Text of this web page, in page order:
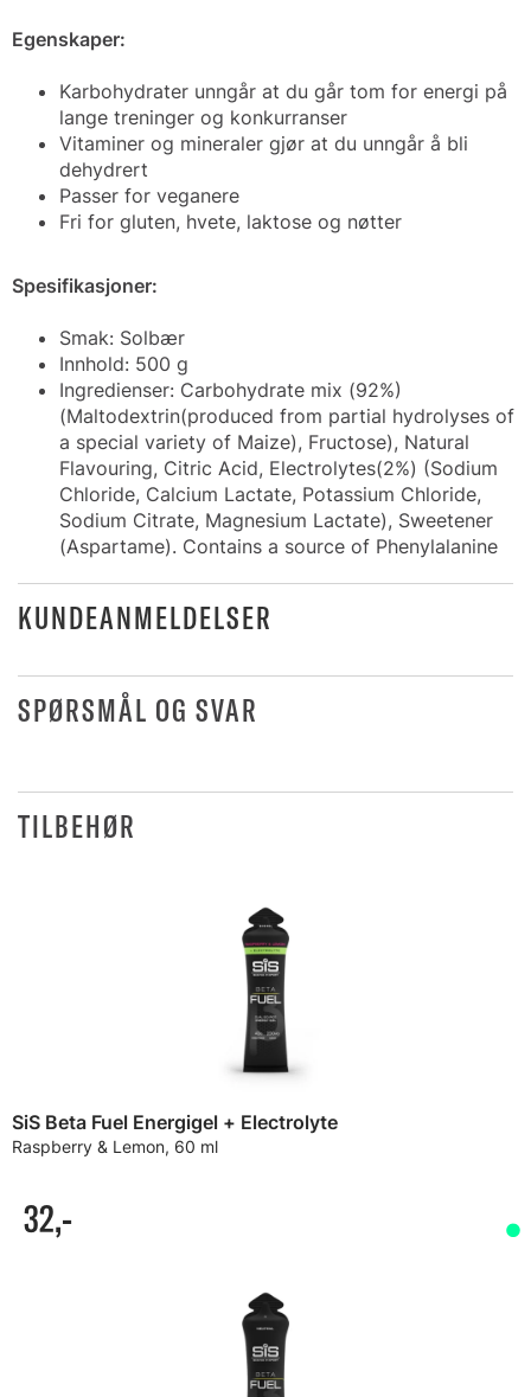
Egenskaper:
Karbohydrater unngår at du går tom for energi på
lange treninger og konkurranser
Vitaminer og mineraler gjør at du unngår å bli
dehydrert
Passer for veganere
Fri for gluten, hvete, laktose og nøtter
Spesifikasjoner:
Smak: Solbær
Innhold: 500 g
Ingredienser: Carbohydrate mix (92%)
(Maltodextrin(produced from partial hydrolyses of
a special variety of Maize), Fructose), Natural
Flavouring, Citric Acid, Electrolytes(2%) (Sodium
Chloride, Calcium Lactate, Potassium Chloride,
Sodium Citrate, Magnesium Lactate), Sweetener
(Aspartame). Contains a source of Phenylalanine
KUNDEANMELDELSER
SPØRSMÅL OG SVAR
TILBEHØR
SiS Beta Fuel Energigel + Electrolyte
Raspberry & Lemon, 60 ml
32,-